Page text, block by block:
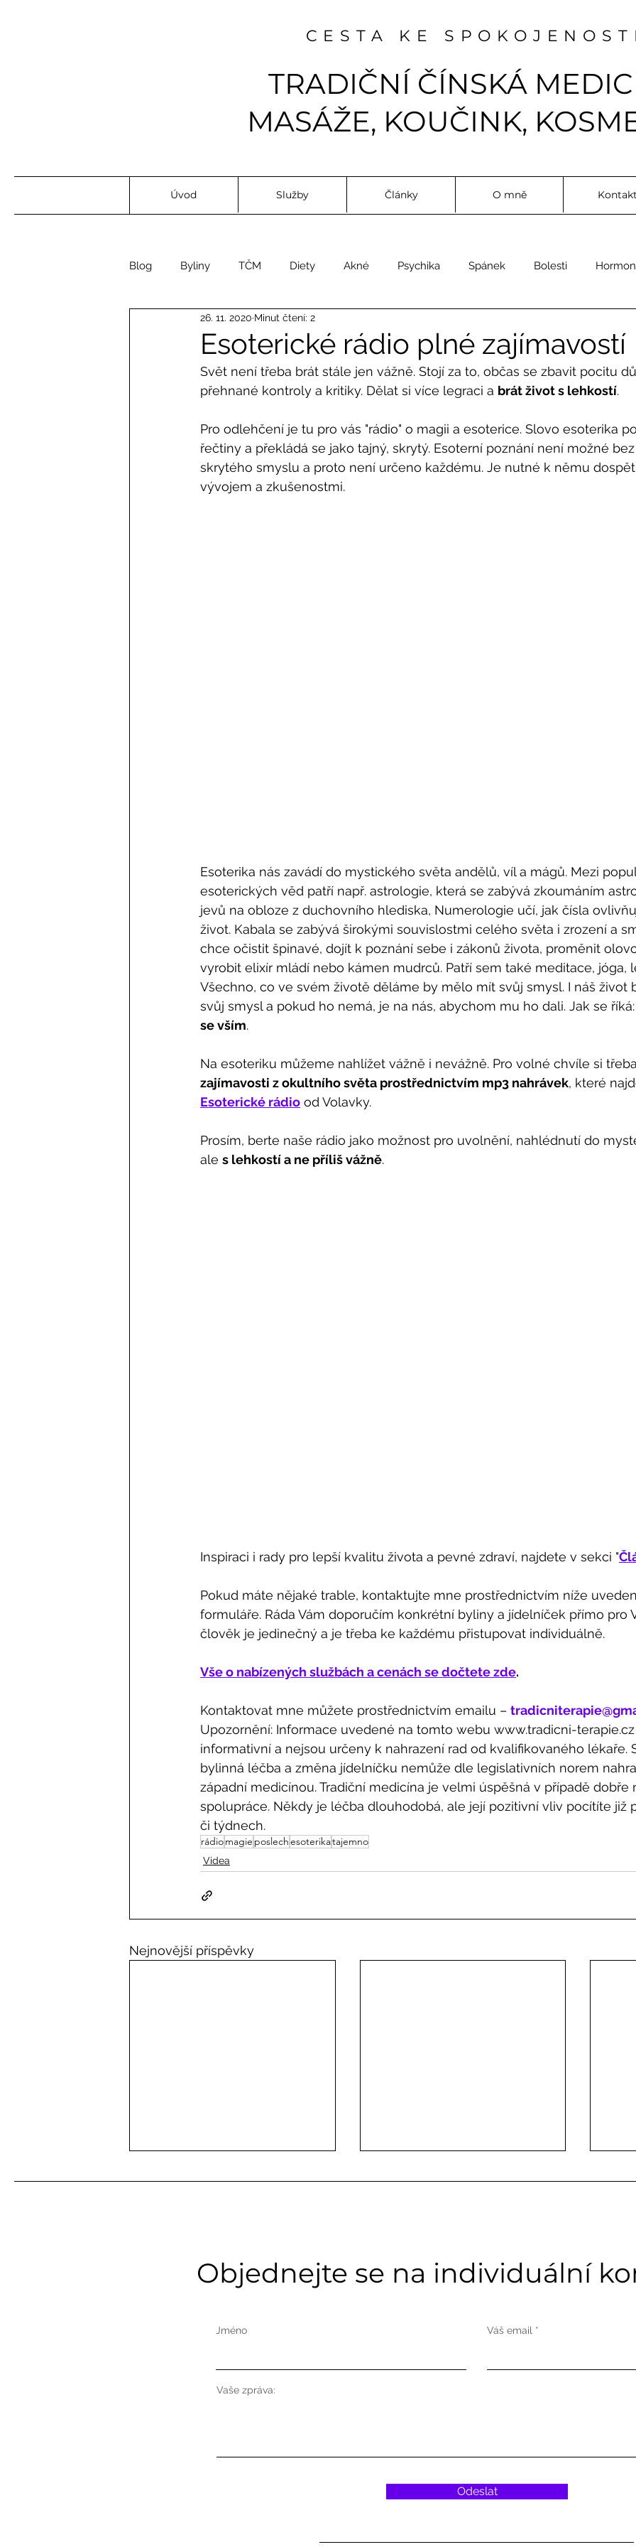
CESTA KE
TRADIČNÍ ČÍNSKÁ
MASÁŽE, KOUČINK,
Úvod Služby Články O mně Kontakt
Blog Byliny TČM Diety Akné Psychika Spánek Bolesti
Esoterické rádio plné zajímavostí
26. 11. 2020 Minut čtení: 2
Svět není třeba brát stále jen vážně. Stojí za to, občas se zbavit pocitu
přehnané kontroly a kritiky. Dělat si více legraci a brát život s lehkostí.
Pro odlehčení je tu pro vás "rádio" o magii a esoterice. Slovo esoterika
řečtiny a překládá se jako tajný, skrytý. Esoterní poznání není možné
skrytého smyslu a proto není určeno každému. Je nutné k němu
vývojem a zkušenostmi.
Esoterika nás zavádí do mystického světa andělů, víl a mágů. Mezi
esoterických věd patří např. astrologie, která se zabývá zkoumáním
jevů na obloze z duchovního hlediska, Numerologie učí, jak čísla
život. Kabala se zabývá širokými souvislostmi celého světa i zrození a
chce očistit špinavé, dojít k poznání sebe i zákonů života, proměnit
vyrobit elixír mládí nebo kámen mudrců. Patří sem také meditace, jóga,
Všechno, co ve svém životě děláme by mělo mít svůj smysl. I náš život
svůj smysl a pokud ho nemá, je na nás, abychom mu ho dali. Jak se říká:
se vším.
Na esoteriku můžeme nahlížet vážně i nevážně. Pro volné chvíle si
zajímavosti z okultního světa prostřednictvím mp3 nahrávek, které
Esoterické rádio od Volavky.
Prosím, berte naše rádio jako možnost pro uvolnění, nahlédnutí do
ale s lehkostí a ne příliš vážně.
Inspiraci i rady pro lepší kvalitu života a pevné zdraví, najdete v sekci "
Pokud máte nějaké trable, kontaktujte mne prostřednictvím níže
formuláře. Ráda Vám doporučím konkrétní byliny a jídelníček přímo pro
člověk je jedinečný a je třeba ke každému přistupovat individuálně.
Vše o nabízených službách a cenách se dočtete zde.
Kontaktovat mne můžete prostřednictvím emailu –
Upozornění: Informace uvedené na tomto webu www.tradicni-
informativní a nejsou určeny k nahrazení rad od kvalifikovaného lékaře.
bylinná léčba a změna jídelníčku nemůže dle legislativních norem
západní medicínou. Tradiční medicína je velmi úspěšná v případě dobře
spolupráce. Někdy je léčba dlouhodobá, ale její pozitivní vliv pocítíte již
či týdnech.
rádiomagie poslechesoterikatajemno
Videa
Nejnovější příspěvky
Účinná terapie pomocí
Objednejte se na individuální
Jméno Váš email
Vaše zpráva:
Odeslat